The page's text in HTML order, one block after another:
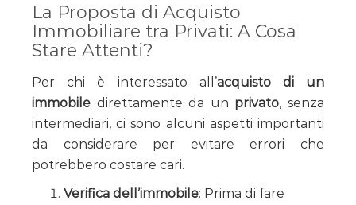
La Proposta di Acquisto
Immobiliare tra Privati: A Cosa
Stare Attenti?
Per chi è interessato all’acquisto di un
immobile direttamente da un privato, senza
intermediari, ci sono alcuni aspetti importanti
da considerare per evitare errori che
potrebbero costare cari.
Verifica dell’immobile: Prima di fare